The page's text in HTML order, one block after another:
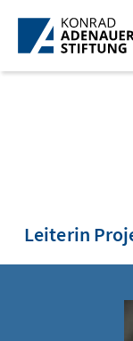
Zum Hauptinhalt
Leiterin